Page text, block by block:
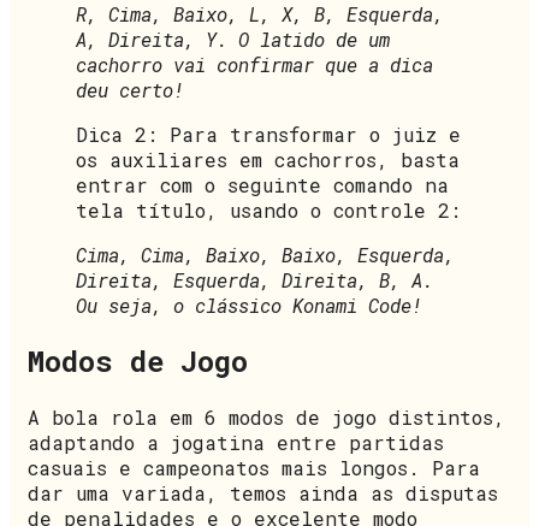
R, Cima, Baixo, L, X, B, Esquerda,
A, Direita, Y. O latido de um
cachorro vai confirmar que a dica
deu certo!
Dica 2: Para transformar o juiz e
os auxiliares em cachorros, basta
entrar com o seguinte comando na
tela título, usando o controle 2:
Cima, Cima, Baixo, Baixo, Esquerda,
Direita, Esquerda, Direita, B, A.
Ou seja, o clássico Konami Code!
Modos de Jogo
A bola rola em 6 modos de jogo distintos,
adaptando a jogatina entre partidas
casuais e campeonatos mais longos. Para
dar uma variada, temos ainda as disputas
de penalidades e o excelente modo